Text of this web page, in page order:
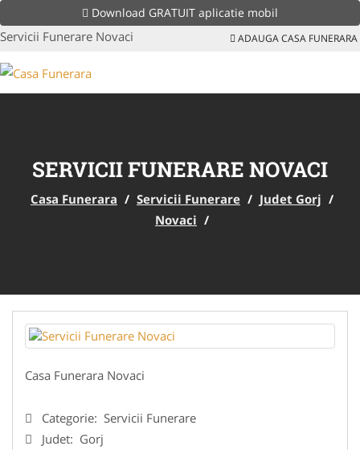
Download GRATUIT aplicatie mobil
Servicii Funerare Novaci ADAUGA CASA FUNERARA
SERVICII FUNERARE NOVACI
Casa Funerara / Servicii Funerare / Judet Gorj /
Novaci /
Casa Funerara Novaci
Categorie: Servicii Funerare
Judet: Gorj